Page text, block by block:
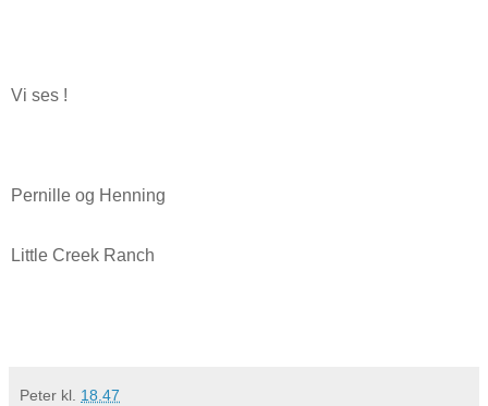
Vi ses !
Pernille og Henning
Little Creek Ranch
Peter kl. 18.47